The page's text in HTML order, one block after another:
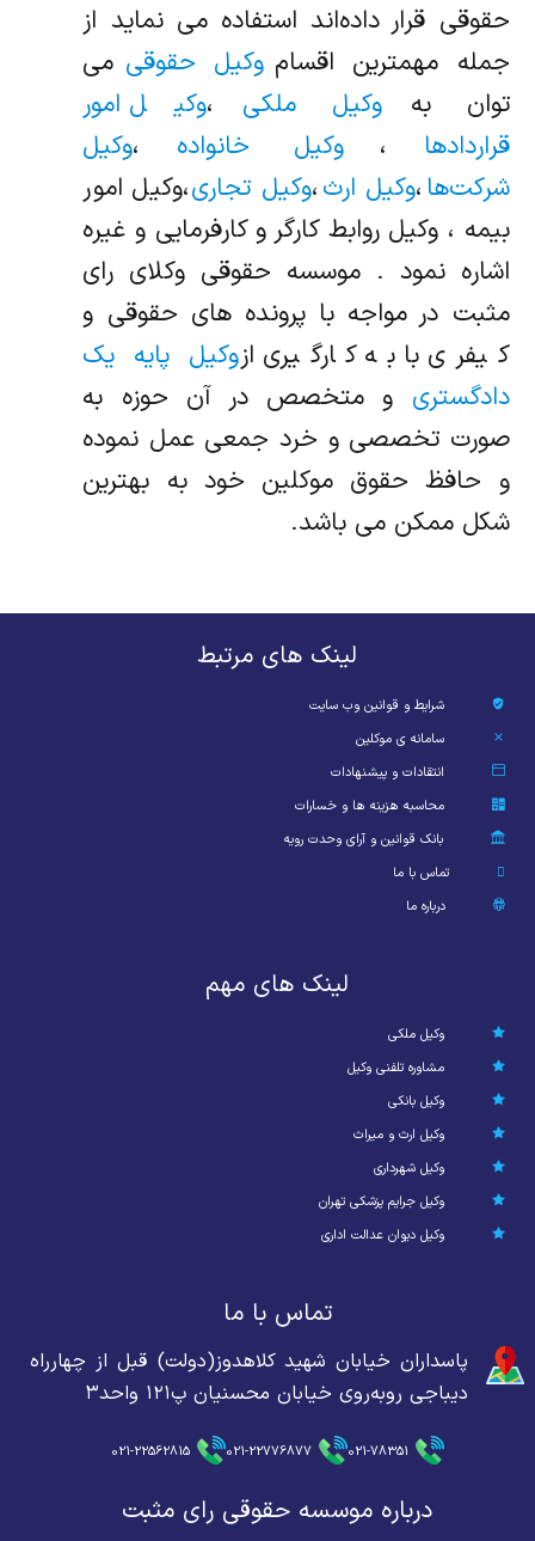
حقوقی قرار داده‌اند استفاده می نماید از
جمله مهمترین اقسام وکیل حقوقی می
توان بهوکیل ملکی ،وکیل امور
قراردادها ،وکیل خانواده ،وکیل
شرکت‌ها،وکیل ارث،وکیل تجاری،وکیل امور
بیمه ، وکیل روابط کارگر و کارفرمایی و غیره
اشاره نمود . موسسه حقوقی وکلای رای
مثبت در مواجه با پرونده های حقوقی و
کیفری با به کارگیری ازوکیل پایه یک
دادگستری و متخصص در آن حوزه به
صورت تخصصی و خرد جمعی عمل نموده
و حافظ حقوق موکلین خود به بهترین
شکل ممکن می باشد.
لینک های مرتبط
شرایط و قوانین وب سایت
سامانه ی موکلین
انتقادات و پیشنهادات
محاسبه هزینه ها و خسارات
بانک قوانین و آرای وحدت رویه
تماس با ما
درباره ما
لینک های مهم
وکیل ملکی
مشاوره تلفنی وکیل
وکیل بانکی
وکیل ارث و میراث
وکیل شهرداری
وکیل جرایم پزشکی تهران
وکیل دیوان عدالت اداری
تماس با ما
پاسداران خیابان شهید کلاهدوز(دولت) قبل از چهارراه
دیباجی روبه‌روی خیابان محسنیان پ۱۲۱ واحد۳
021-78351
021-22776877
021-22562815
درباره موسسه حقوقی رای مثبت